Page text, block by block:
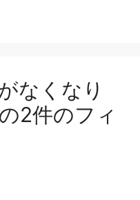
なくなり
2件のフィ